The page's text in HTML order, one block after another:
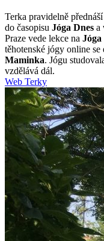
Terka pravidelně přednáší
do časopisu Jóga Dnes a
Praze vede lekce na Jóga
těhotenské jógy online se
Maminka. Jógu
vzdělává dál.
Web Terky